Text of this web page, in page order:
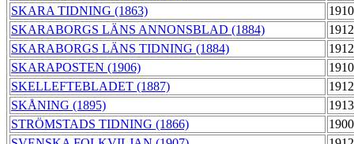
SKARA TIDNING (1863)
SKARABORGS LÄNS ANNONSBLAD (1884)
SKARABORGS LÄNS TIDNING (1884)
SKARAPOSTEN (1906)
SKELLEFTEBLADET (1887)
SKÅNING (1895)
STRÖMSTADS TIDNING (1866)